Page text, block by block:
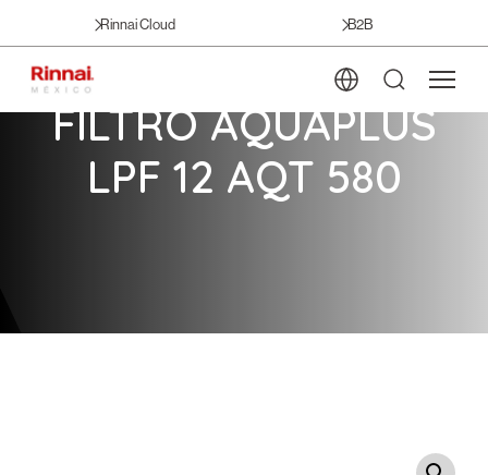
Rinnai Cloud B2B
FILTRO AQUAPLUS
LPF 12 AQT 580